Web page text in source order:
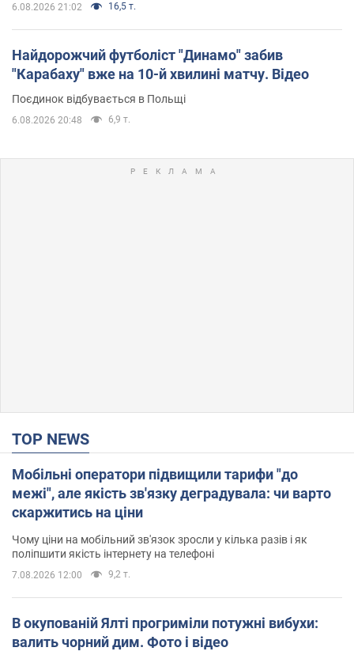
6.08.2026 21:02 16,5 т.
Найдорожчий футболіст "Динамо" забив
"Карабаху" вже на 10-й хвилині матчу. Відео
Поєдинок відбувається в Польщі
6.08.2026 20:48 6,9 т.
TOP NEWS
Мобільні оператори підвищили тарифи "до
межі", але якість зв'язку деградувала: чи варто
скаржитись на ціни
Чому ціни на мобільний зв'язок зросли у кілька разів і як
поліпшити якість інтернету на телефоні
7.08.2026 12:00 9,2 т.
В окупованій Ялті прогриміли потужні вибухи:
валить чорний дим. Фото і відео